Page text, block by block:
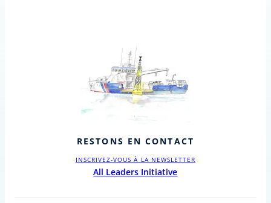
RESTONS EN CONTACT
INSCRIVEZ-VOUS À LA NEWSLETTER
All Leaders Initiative